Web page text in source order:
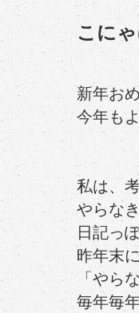
こに
新年お
今年も
私は、
やらな
日記っ
昨年末
「やら
毎年毎